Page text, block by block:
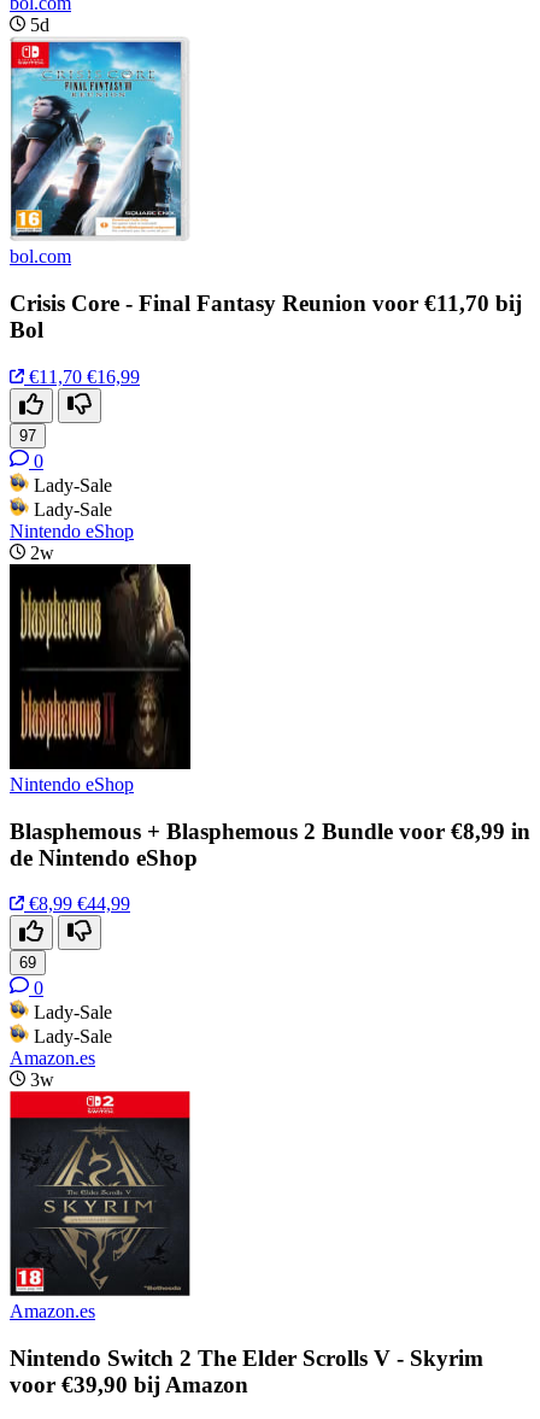
5d
bol.com
Crisis Core - Final Fantasy Reunion voor €11,70 bij
Bol
€11,70 €16,99
97
0
Lady-Sale
Lady-Sale
Nintendo eShop
2w
Nintendo eShop
Blasphemous + Blasphemous 2 Bundle voor €8,99 in
de Nintendo eShop
€8,99 €44,99
69
0
Lady-Sale
Lady-Sale
Amazon.es
3w
Amazon.es
Nintendo Switch 2 The Elder Scrolls V - Skyrim
voor €39,90 bij Amazon